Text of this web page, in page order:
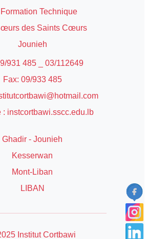
Technique
des Saints Cœurs
Jounieh
931 485 _ 03/112649
Fax: 09/933 485
: instcortbawi.sscc.edu.lb
Ghadir - Jounieh
Kesserwan
Mont-Liban
LIBAN
Institut Cortbawi